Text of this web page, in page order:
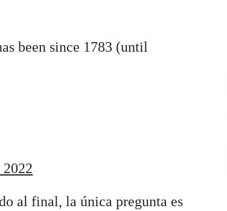
been since 1783 (until
al final, la única pregunta es